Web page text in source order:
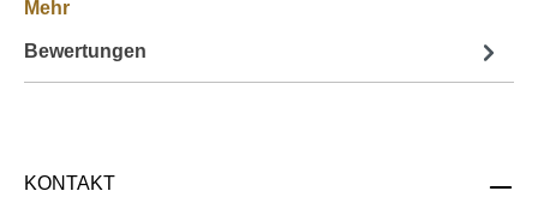
Mehr
Bewertungen
KONTAKT